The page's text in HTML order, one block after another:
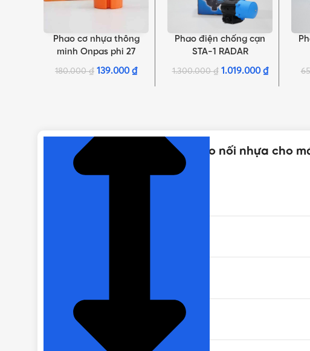
THÊM VÀO GIỎ HÀNG
Phao cơ nhựa thông
minh Onpas phi 27
180.000₫ 139.000 ₫
THÊM VÀO GIỎ HÀNG
Phao điện chống cạn
STA-1 RADAR
1.300.000₫ 1.019.000 ₫
Thông số kỹ thuật của [PK] Co nối nhựa cho
BẢO HÀNH